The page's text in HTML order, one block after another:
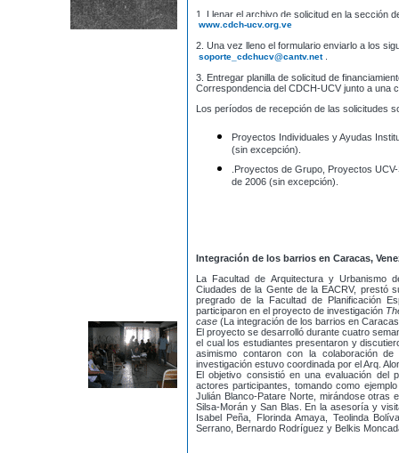
1. Llenar el archivo de solicitud en la sección
www.cdch-ucv.org.ve
2. Una vez lleno el formulario enviarlo a los
soporte_cdchucv@cantv.net
3. Entregar planilla de solicitud de
Correspondencia del CDCH-UCV junto a una
Los períodos de recepción de las solicitudes
Proyectos Individuales y Ayudas
(sin excepción).
.Proyectos de Grupo, Proyectos
de 2006 (sin excepción).
Integración de los barrios en Caracas,
La Facultad de Arquitectura y Urbanismo
Ciudades de la Gente de la EACRV, prestó
pregrado de la Facultad de Planificación
participaron en el proyecto de investigación
case (La integración de los barrios en
El proyecto se desarrolló durante cuatro
el cual los estudiantes presentaron y
asimismo contaron con la colaboración
investigación estuvo coordinada por el Arq.
El objetivo consistió en una evaluación del
actores participantes, tomando como
Julián Blanco-Patare Norte, mirándose otras
Silsa-Morán y San Blas. En la asesoría y
Isabel Peña, Florinda Amaya, Teolinda
Serrano, Bernardo Rodríguez y Belkis